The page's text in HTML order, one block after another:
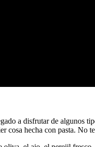
a disfrutar de algunos
hecha con pasta. No